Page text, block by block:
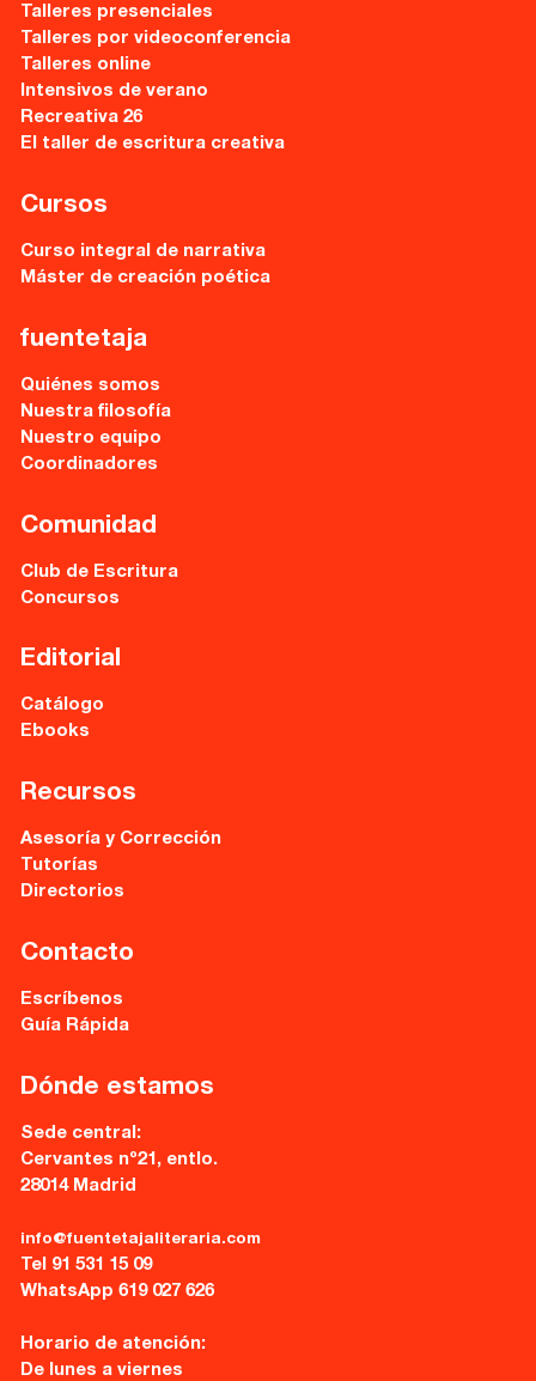
Talleres presenciales
Talleres por videoconferencia
Talleres online
Intensivos de verano
Recreativa 26
El taller de escritura creativa
Cursos
Curso integral de narrativa
Máster de creación poética
fuentetaja
Quiénes somos
Nuestra filosofía
Nuestro equipo
Coordinadores
Comunidad
Club de Escritura
Concursos
Editorial
Catálogo
Ebooks
Recursos
Asesoría y Corrección
Tutorías
Directorios
Contacto
Escríbenos
Guía Rápida
Dónde estamos
Sede central:
Cervantes nº21, entlo.
28014 Madrid
info@fuentetajaliteraria.com
Tel 91 531 15 09
WhatsApp 619 027 626
Horario de atención:
De lunes a viernes